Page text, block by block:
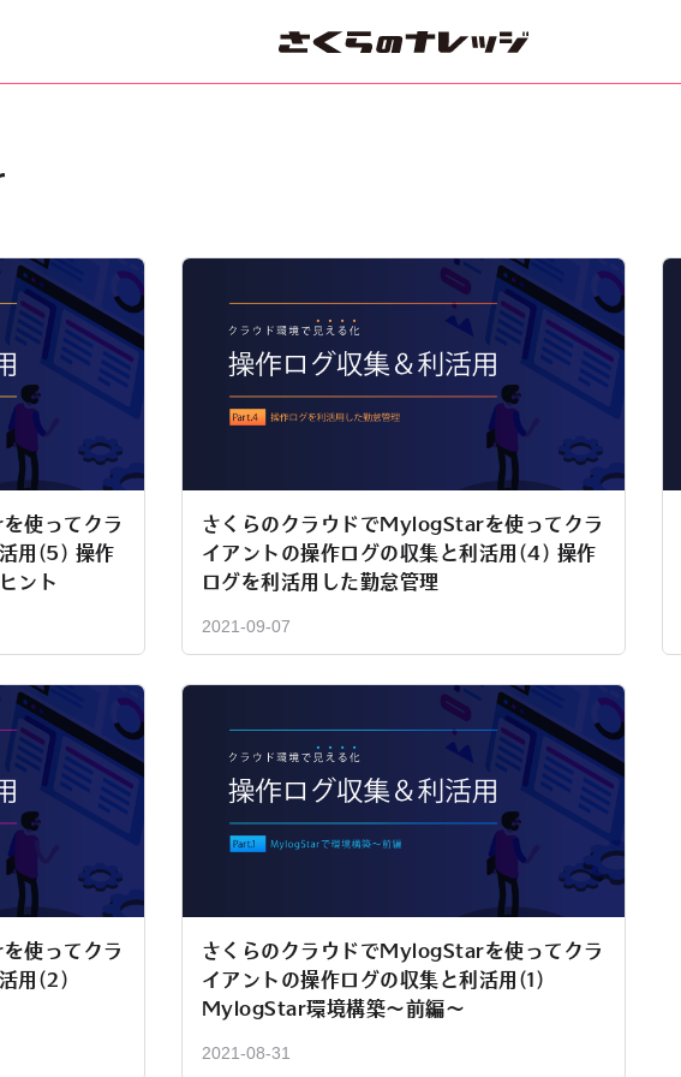
使ってクラ
用(5) 操作
ント
さくらのクラウドでMylogStarを使ってクラ
イアントの操作ログの収集と利活用(4) 操作
ログを利活用した勤怠管理
2021-09-07
使ってクラ
用(2)
さくらのクラウドでMylogStarを使ってクラ
イアントの操作ログの収集と利活用(1)
MylogStar環境構築～前編～
2021-08-31